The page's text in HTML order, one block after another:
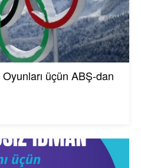
üçün ABŞ-dan